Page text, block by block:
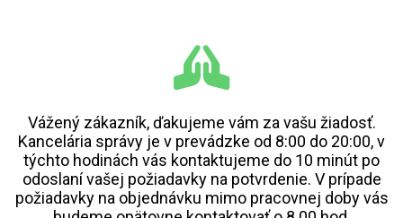
Vážený zákazník, ďakujeme vám za vašu žiadosť.
Kancelária správy je v prevádzke od 8:00 do 20:00, v
týchto hodinách vás kontaktujeme do 10 minút po
odoslaní vašej požiadavky na potvrdenie. V prípade
požiadavky na objednávku mimo pracovnej doby vás